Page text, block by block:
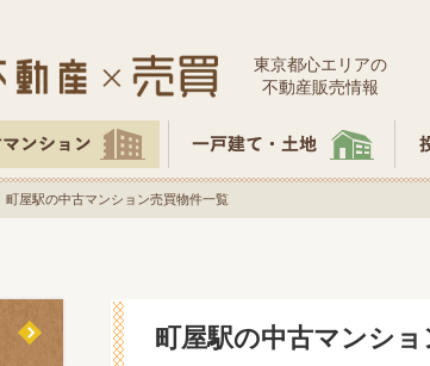
東京都⼼エリアの
不動産販売情報
町屋駅の中古マンション売買物件一覧
町屋駅の中古マンシ